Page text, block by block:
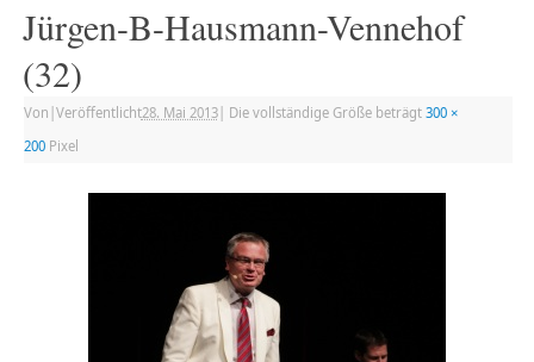
Jürgen-B-Hausmann-Vennehof
(32)
Von Veröffentlicht28. Mai 2013| Die vollständige Größe beträgt 300 ×
200Pixel